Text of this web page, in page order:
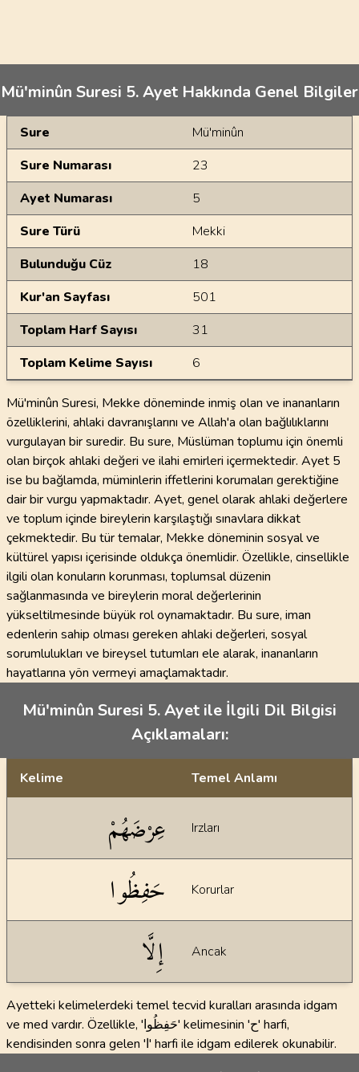
Mü'minûn Suresi 5. Ayet Hakkında Genel Bilgiler
Genel Bilgiler
Sure
Mü'minûn
Sure Numarası
23
Ayet Numarası
5
Sure Türü
Mekki
Bulunduğu Cüz
18
Kur'an Sayfası
501
Toplam Harf Sayısı
31
Toplam Kelime Sayısı
6
Mü'minûn Suresi, Mekke döneminde inmiş olan ve inananların
özelliklerini, ahlaki davranışlarını ve Allah'a olan bağlılıklarını
vurgulayan bir suredir. Bu sure, Müslüman toplumu için önemli
olan birçok ahlaki değeri ve ilahi emirleri içermektedir. Ayet 5
ise bu bağlamda, müminlerin iffetlerini korumaları gerektiğine
dair bir vurgu yapmaktadır. Ayet, genel olarak ahlaki değerlere
ve toplum içinde bireylerin karşılaştığı sınavlara dikkat
çekmektedir. Bu tür temalar, Mekke döneminin sosyal ve
kültürel yapısı içerisinde oldukça önemlidir. Özellikle, cinsellikle
ilgili olan konuların korunması, toplumsal düzenin
sağlanmasında ve bireylerin moral değerlerinin
yükseltilmesinde büyük rol oynamaktadır. Bu sure, iman
edenlerin sahip olması gereken ahlaki değerleri, sosyal
sorumlulukları ve bireysel tutumları ele alarak, inananların
hayatlarına yön vermeyi amaçlamaktadır.
Mü'minûn Suresi 5. Ayet ile İlgili Dil Bilgisi
Açıklamaları:
Kelime Temel Anlamı
عِرْضَهُمْ Irzları
حَفِظُوا Korurlar
إِلَّا Ancak
Ayetteki kelimelerdeki temel tecvid kuralları arasında idgam
ve med vardır. Özellikle, 'حَفِظُوا' kelimesinin 'ح' harfi,
kendisinden sonra gelen 'ا' harfi ile idgam edilerek okunabilir.